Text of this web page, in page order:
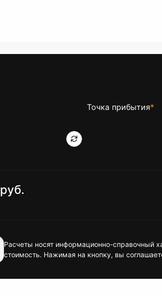
Точка прибытия*
Расчеты носят информационно-справочный
стоимость. Нажимая на кнопку, вы